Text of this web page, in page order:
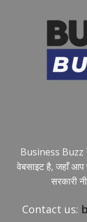
Business Buzz
वेबसाइट है, जहाँ आप
सरकारी
Contact us: